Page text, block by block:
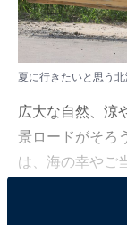
夏に行きたいと思う
広大な自然、涼
景ロードがそろ
は、海の幸やご